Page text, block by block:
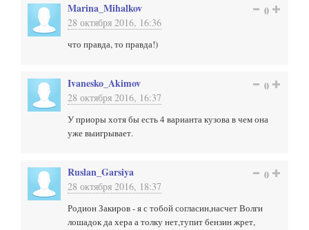
Marina_Mihalkov
28 октября 2016, 16:36
0
что правда, то правда!)
Ivanesko_Akimov
28 октября 2016, 16:37
0
У приоры хотя бы есть 4 варианта кузова в чем она
уже выигрывает.
Ruslan_Garsiya
28 октября 2016, 18:37
0
Родион Закиров - я с тобой согласин,насчет Волги
лошадок да хера а толку нет,тупит бензин жрет,